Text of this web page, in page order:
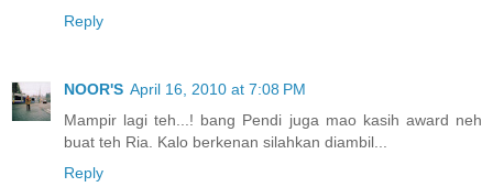
Reply
NOOR'S April 16, 2010 at 7:08 PM
Mampir lagi teh...! bang Pendi juga mao kasih award neh
buat teh Ria. Kalo berkenan silahkan diambil...
Reply